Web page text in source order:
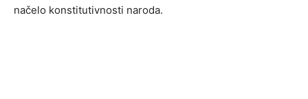
načelo konstitutivnosti naroda.